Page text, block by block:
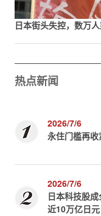
日本街头失控，数万
热点新闻
2026/7/6
永住门槛再
2026/7/6
日本科技股
近10万亿日元